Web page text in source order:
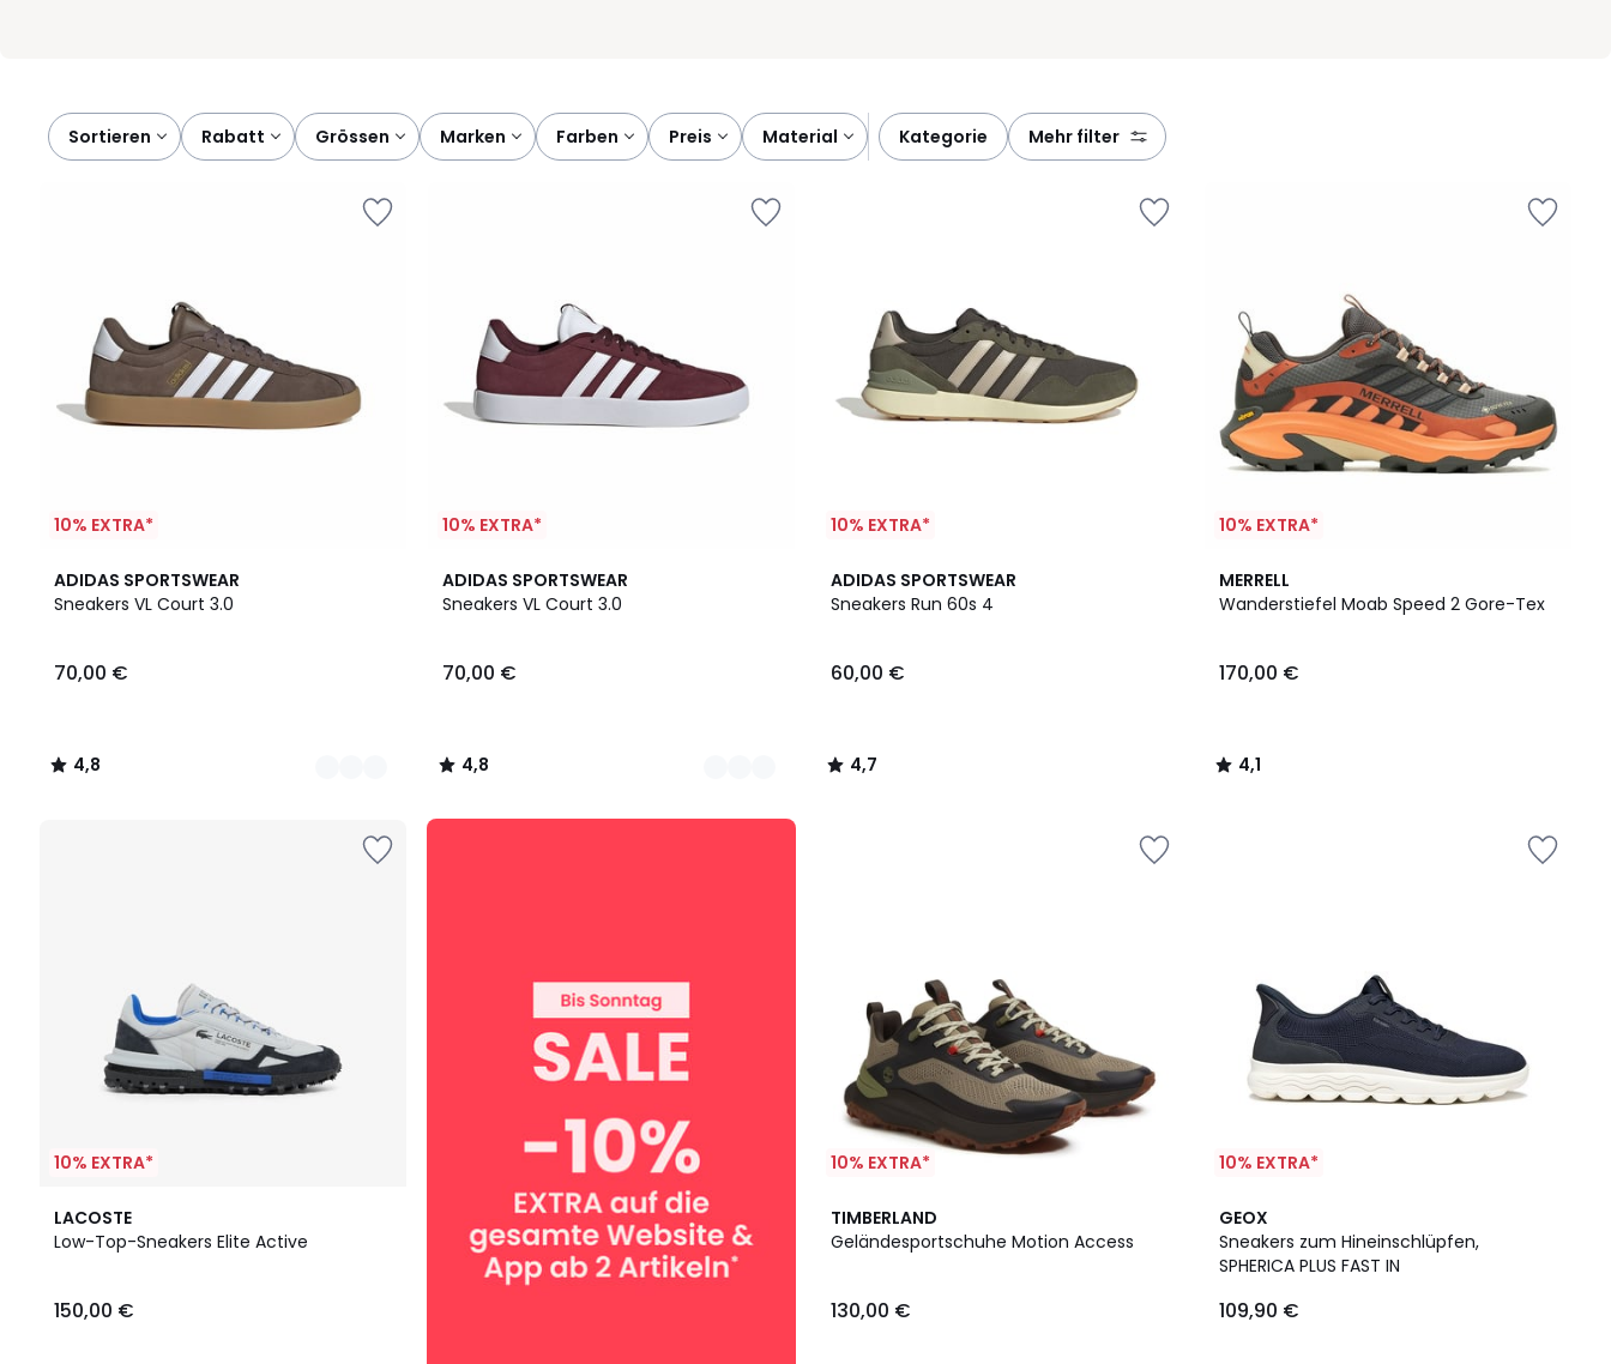
Sortieren rabatt grössen marken farben preis material kategorie mehr filter
10% EXTRA*
ADIDAS SPORTSWEAR
Sneakers VL Court 3.0
€.
70,00 €
4,8
/ 5
2
Farben
4,8
/
10% EXTRA*
ADIDAS SPORTSWEAR
Sneakers VL Court 3.0
70,00 €
4,8
/ 5
2
Farben
4,8
/
10% EXTRA*
ADIDAS SPORTSWEAR
Sneakers Run 60s 4
60,00 €
4,7
/ 5
4,7
/
10% EXTRA*
MERRELL
Wanderstiefel Moab Speed 2 Gore-Tex
170,00 €
4,1
/ 5
4,1
/
10% EXTRA*
LACOSTE
Low-Top-Sneakers Elite Active
150,00 €
5
/
SALE
10% EXTRA*
TIMBERLAND
Geländesportschuhe Motion Access
130,00 €
10% EXTRA*
GEOX
Sneakers zum Hineinschlüpfen,
SPHERICA PLUS FAST IN
109,90 €
5
/
5
2
Farben